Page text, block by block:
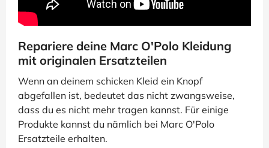
Repariere deine Marc O'Polo Kleidung
mit originalen Ersatzteilen
Wenn an deinem schicken Kleid ein Knopf
abgefallen ist, bedeutet das nicht zwangsweise,
dass du es nicht mehr tragen kannst. Für einige
Produkte kannst du nämlich bei Marc O'Polo
Ersatzteile erhalten.